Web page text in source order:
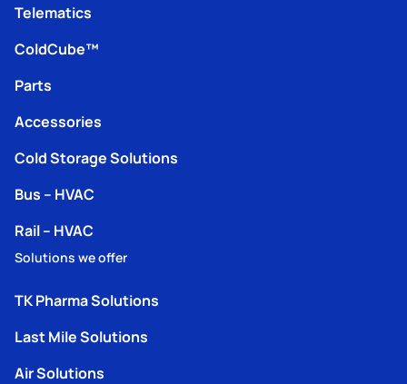
Telematics
ColdCube™
Parts
Accessories
Cold Storage Solutions
Bus – HVAC
Rail – HVAC
Solutions we offer
TK Pharma Solutions
Last Mile Solutions
Air Solutions